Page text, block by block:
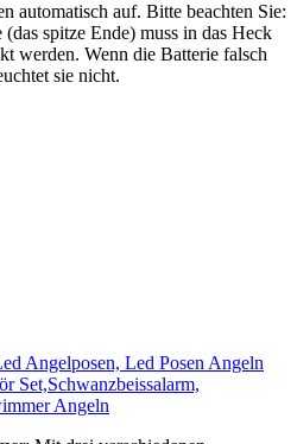
automatisch auf. Bitte beachten Sie:
spitze Ende) muss in das Heck
werden. Wenn die Batterie falsch
sie nicht.
Angelposen, Led Posen Angeln
Set,Schwanzbeissalarm,
Angeln